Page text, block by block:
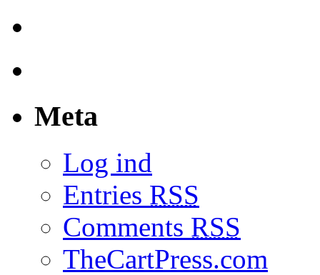
Meta
Log ind
Entries RSS
Comments RSS
TheCartPress.com